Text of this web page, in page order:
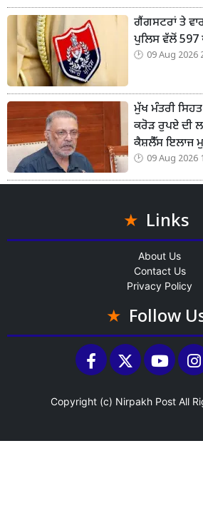
ਗੈਂਗਸਟਰਾਂ ਤੇ
ਪੁਲਿਸ ਵੱਲੋਂ 597
09 Aug 2026
ਮੁੱਖ ਮੰਤਰੀ
ਕਰੋੜ ਰੁਪਏ ਦੀ
ਕੈਸ਼ਲੈੱਸ ਇਲਾਜ
09 Aug 2026
Links
About Us
Contact Us
Privacy Policy
Follow
Copyright (c) Nirpakh Post All